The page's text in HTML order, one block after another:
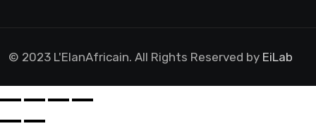
© 2023 L'ElanAfricain. All Rights Reserved by EiLab